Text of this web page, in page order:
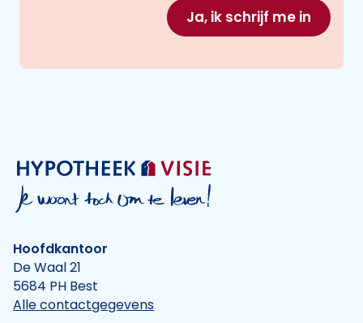
Ja, ik schrijf me in
Hoofdkantoor
De Waal 21
5684 PH Best
Alle contactgegevens